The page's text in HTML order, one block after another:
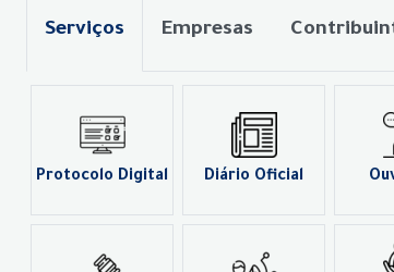
Serviços Empresas
Protocolo Digital Diário Oficial